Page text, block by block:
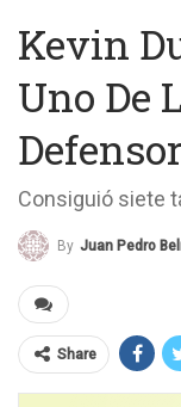
Kevin
Uno De
Consiguió siete
By Juan Pedro
Share